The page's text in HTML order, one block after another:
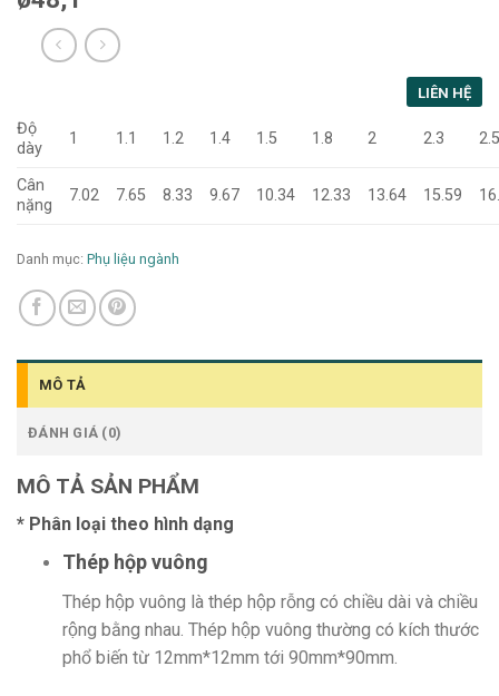
LIÊN HỆ
Độ
dày
1 1.1 1.2 1.4 1.5 1.8 2 2.3
Cân
nặng
7.02 7.65 8.33 9.67 10.34 12.33 13.64 15.59
Danh mục: Phụ liệu ngành
MÔ TẢ
ĐÁNH GIÁ (0)
MÔ TẢ SẢN PHẨM
* Phân loại theo hình dạng
Thép hộp vuông
Thép hộp vuông là thép hộp rỗng có chiều dài và chiều
rộng bằng nhau. Thép hộp vuông thường có kích thước
phổ biến từ 12mm*12mm tới 90mm*90mm.